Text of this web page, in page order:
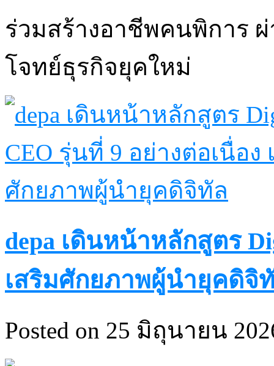
ร่วมสร้างอาชีพคนพิการ
โจทย์ธุรกิจยุคใหม่
depa เดินหน้าหลักสูตร
เสริมศักยภาพผู้นำยุคดิจิ
Posted on 25 มิถุนายน